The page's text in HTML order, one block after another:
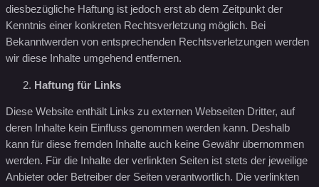
diesbezügliche Haftung ist jedoch erst ab dem Zeitpunkt der
Kenntnis einer konkreten Rechtsverletzung möglich. Bei
Bekanntwerden von entsprechenden Rechtsverletzungen werden
wir diese Inhalte umgehend entfernen.
Haftung für Links
Diese Website enthält Links zu externen Webseiten Dritter, auf
deren Inhalte kein Einfluss genommen werden kann. Deshalb
kann für diese fremden Inhalte auch keine Gewähr übernommen
werden. Für die Inhalte der verlinkten Seiten ist stets der jeweilige
Anbieter oder Betreiber der Seiten verantwortlich. Die verlinkten